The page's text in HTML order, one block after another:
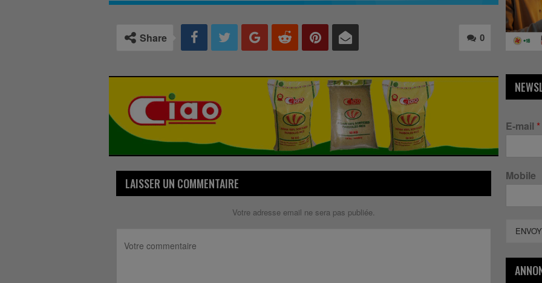
0
Share
LAISSER UN COMMENTAIRE
Votre adresse email ne sera pas publiée.
E-mail *
Mobile